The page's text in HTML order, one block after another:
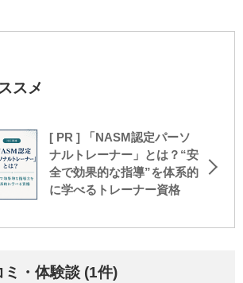
スメ
[ PR ] 「NASM認定パーソ
ナルトレーナー」とは？“安
全で効果的な指導”を体系的
に学べるトレーナー資格
ミ・体験談 (1件)